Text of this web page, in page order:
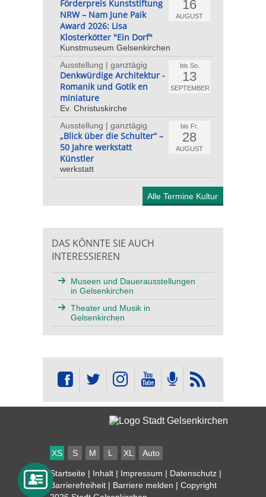
16
AUGUST
Förderpreis Kunststiftung
NRW – Nam June Paik
Award 2026: Lisa
Klosterkötter "Ein Dorf"
Kunstmuseum Gelsenkirchen
bis So.
13
SEPTEMBER
Ausstellung | ganztägig
Denkwürdige Architektur -
Romanik und Gotik en
miniature
Ev. Christuskirche
bis Fr.
28
AUGUST
Ausstellung | ganztägig
„Blick über die Schulter“ –
50 Jahre werkstatt
Künstler
werkstatt
Alle Termine Kultur
DAS KÖNNTE SIE AUCH
INTERESSIEREN
Museen und Dauerausstellungen
in Gelsenkirchen
Theater und Musik in
Gelsenkirchen
XS S M L XL Auto
Startseite | Inhalt | Impressum | Datenschutz |
Barrierefreiheit | Barriere melden | Copyright